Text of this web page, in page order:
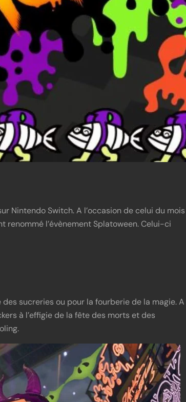
Nintendo Switch. A l’occasion de celui du mois
renommé l’évènement Splatoween. Celui-ci
sucreries ou pour la fourberie de la magie. A
à l’effigie de la fête des morts et des